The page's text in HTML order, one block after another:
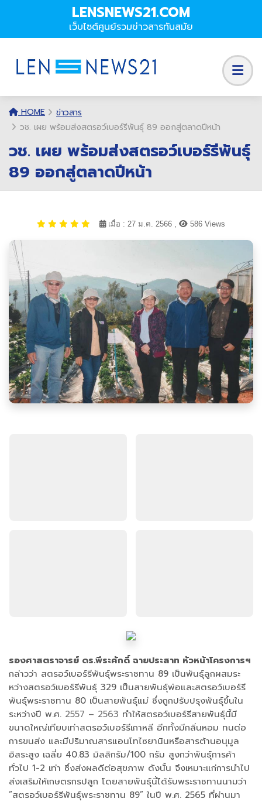
LENSNEWS21.COM
เว็บไซต์ศูนย์รวมข่าวสารทันสมัย
HOME
ข่าวสาร
วช. เผย พร้อมส่งสตรอว์เบอร์รีพันธุ์ 89 ออกสู่ตลาดปีหน้า
วช. เผย พร้อมส่งสตรอว์เบอร์รีพันธุ์
89 ออกสู่ตลาดปีหน้า
เมื่อ : 27 ม.ค. 2566 , 586 Views
รองศาสตราจารย์ ดร.พีระศักดิ์ ฉายประสาท หัวหน้าโครงการฯ
กล่าวว่า สตรอว์เบอร์รีพันธุ์พระราชทาน 89 เป็นพันธุ์ลูกผสมระ
หว่างสตรอว์เบอร์รีพันธุ์ 329 เป็นสายพันธุ์พ่อและสตรอว์เบอร์รี
พันธุ์พระราชทาน 80 เป็นสายพันธุ์แม่ ซึ่งถูกปรับปรุงพันธุ์ขึ้นใน
ระหว่างปี พ.ศ. 2557 – 2563 ทำให้สตรอว์เบอร์รีสายพันธุ์นี้มี
ขนาดใหญ่เทียบเท่าสตรอว์เบอร์รีเกาหลี อีกทั้งมีกลิ่นหอม ทนต่อ
การขนส่ง และมีปริมาณสารแอนโทไซยานินหรือสารต้านอนุมูล
อิสระสูง เฉลี่ย 40.83 มิลลิกรัม/100 กรัม สูงกว่าพันธุ์การค้า
ทั่วไป 1-2 เท่า ซึ่งส่งผลดีต่อสุขภาพ ดังนั้น จึงเหมาะแก่การนําไป
ส่งเสริมให้เกษตรกรปลูก โดยสายพันธุ์นี้ได้รับพระราชทานนามว่า
”สตรอว์เบอร์รีพันธุ์พระราชทาน 89” ในปี พ.ศ. 2565 ที่ผ่านมา